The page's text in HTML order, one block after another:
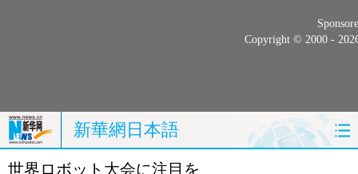
Copyright © 2000 -
新華網日本語
ホームページ 政治
世界ロボット大会に注目を